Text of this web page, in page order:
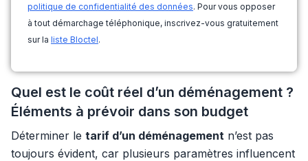
politique de confidentialité des données. Pour vous opposer
à tout démarchage téléphonique, inscrivez-vous gratuitement
sur la liste Bloctel.
Quel est le coût réel d’un déménagement ?
Éléments à prévoir dans son budget
Déterminer le tarif d’un déménagement n’est pas
toujours évident, car plusieurs paramètres influencent